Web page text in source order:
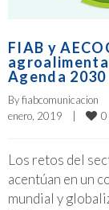
FIAB y
Agenda
By fiabcomunicacion
enero, 2019
0
Los retos del
acentúan en un
mundial y